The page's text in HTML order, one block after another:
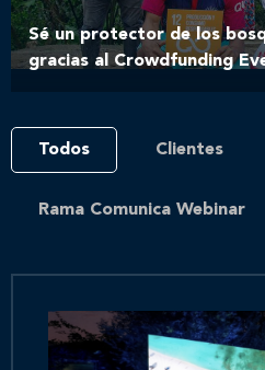
Sé un protector de los
gracias al Crowdfunding
Todos Clientes
Rama Comunica Webinar